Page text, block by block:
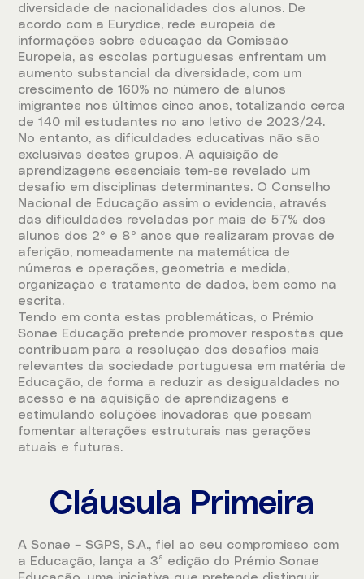
diversidade de nacionalidades dos alunos. De
acordo com a Eurydice, rede europeia de
informações sobre educação da Comissão
Europeia, as escolas portuguesas enfrentam um
aumento substancial da diversidade, com um
crescimento de 160% no número de alunos
imigrantes nos últimos cinco anos, totalizando cerca
de 140 mil estudantes no ano letivo de 2023/24.
No entanto, as dificuldades educativas não são
exclusivas destes grupos. A aquisição de
aprendizagens essenciais tem-se revelado um
desafio em disciplinas determinantes. O Conselho
Nacional de Educação assim o evidencia, através
das dificuldades reveladas por mais de 57% dos
alunos dos 2º e 8º anos que realizaram provas de
aferição, nomeadamente na matemática de
números e operações, geometria e medida,
organização e tratamento de dados, bem como na
escrita.
Tendo em conta estas problemáticas, o Prémio
Sonae Educação pretende promover respostas que
contribuam para a resolução dos desafios mais
relevantes da sociedade portuguesa em matéria de
Educação, de forma a reduzir as desigualdades no
acesso e na aquisição de aprendizagens e
estimulando soluções inovadoras que possam
fomentar alterações estruturais nas gerações
atuais e futuras.
Cláusula Primeira
A Sonae – SGPS, S.A., fiel ao seu compromisso com
a Educação, lança a 3ª edição do Prémio Sonae